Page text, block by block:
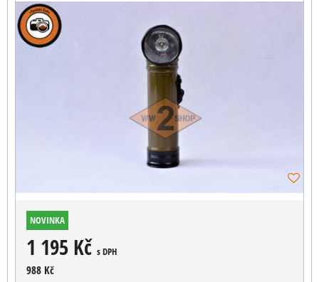
NOVINKA
1 195 Kč s DPH
988 Kč